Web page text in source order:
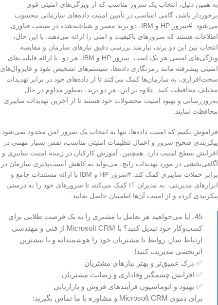
به همین دلیل، انتخاب یک سرور مناسب که از ویژگی‌های امنیتی قوی
برخوردار باشد، گامی اساسی در تأمین امنیت داده‌های سازمانی محسوب
می‌شود. #سرور HP و IBM، دو برند معتبر و شناخته‌شده در صنعت فناوری
اطلاعات هستند که سرورهای باکیفیت و امنی را ارائه می‌دهند. با این حال،
انتخاب بین این دو برند، نیازمند بررسی دقیق نیازهای سازمان و مقایسه
ویژگی‌های امنیتی هر یک است. سرور HP و IBM، هر دو، با ارائه قابلیت‌های
امنیتی پیشرفته مانند رمزنگاری داده‌ها، سیستم‌های تشخیص نفوذ و فایروال‌های
سخت‌افزاری، به سازمان‌ها کمک می‌کنند تا از داده‌های خود در برابر تهدیدات
مختلف محافظت کنند. علاوه بر این، هر دو برند، به‌طور مداوم در حال
به‌روزرسانی و بهبود امنیت محصولات خود هستند تا از آخرین تهدیدات سایبری
محافظت نمایند.
فراموش نکنیم که امنیت داده‌ها، تنها به انتخاب یک سرور امن محدود نمی‌شود.
پیکربندی صحیح سرور و اعمال تنظیمات امنیتی مناسب، نقش بسیار مهمی در
افزایش سطح امنیت دارد. همچنین، آموزش کارکنان در زمینه امنیت سایبری و
آگاهی‌بخشی در مورد تهدیدات رایج، می‌تواند به کاهش آسیب‌پذیری سازمان در
برابر حملات سایبری کمک کند. #سرور HP و IBM با ارائه مستندات جامع و
ابزارهای مدیریتی، به مدیران IT کمک می‌کنند تا سرورهای خود را به درستی
پیکربندی کرده و از امنیت آن‌ها اطمینان حاصل نمایند.
45. آیا می‌خواهید هر تعامل با مشتری را به یک فرصت طلایی برای
کسب‌وکار خود تبدیل کنید؟ با Microsoft CRM از فنی و مهندسی
ارتباط ساز، روابط با مشتریان خود را هوشمندانه و با بیشترین
اثربخشی مدیریت کنید!
✅ درک عمیق‌تر و بهتر نیازهای مشتریان
✅ افزایش چشمگیر وفاداری و رضایت مشتریان
✅ بهبود و اتوماسیون فرآیندهای فروش و بازاریابی
برای دموی Microsoft CRM و مشاوره با ما تماس بگیرید: